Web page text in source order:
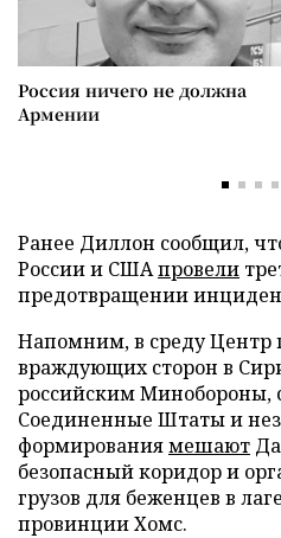
Россия ничего не должна
Армении
Ранее Диллон сообщил,
России и СШАпровели
предотвращении
Напомним, в среду
враждующих сторон в
российским Минобороны,
Соединенные Штаты и
формированиямешают
безопасный коридор и
грузов для беженцев в
провинции Хомс.